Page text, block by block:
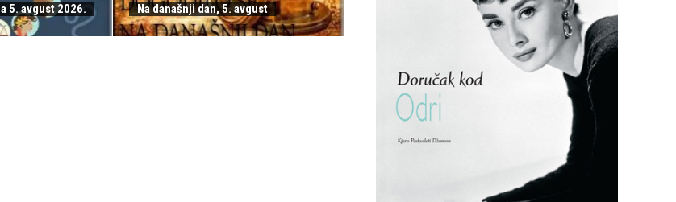
5. avgust 2026. Na današnji dan, 5. avgust